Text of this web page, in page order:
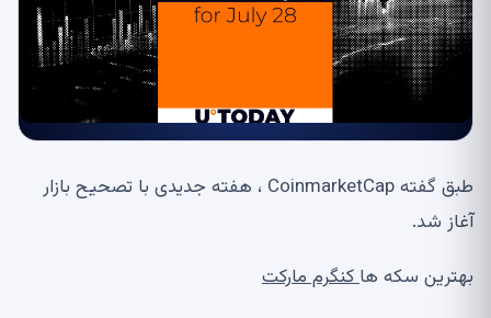
طبق گفته CoinmarketCap ، هفته جدیدی با تصحیح بازار
آغاز شد.
بهترین سکه هاکنگرم مارکت